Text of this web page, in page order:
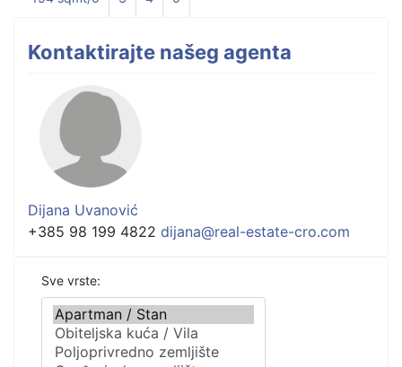
Kontaktirajte našeg agenta
Dijana Uvanović
+385 98 199 4822 dijana@real-estate-cro.com
Sve vrste: